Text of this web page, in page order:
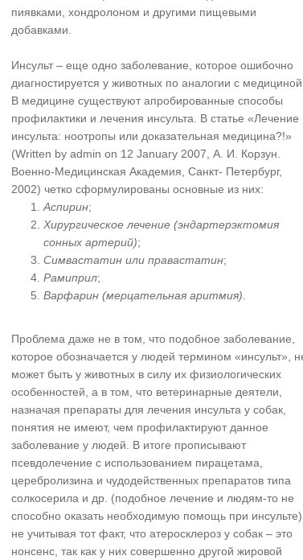
пиявками, хондролоном и другими пищевыми
добавками.
Инсульт – еще одно заболевание, которое ошибочно
диагностируется у животных по аналогии с
В медицине существуют апробированные способы
профилактики и лечения инсульта. В статье «Лечение
инсульта: ноотропы или доказательная медицина?!»
(Written by admin on 12 January 2007, А. И. Корзун.
Военно-Медицинская Академия, Санкт- Петербург,
2002) четко сформулированы основные из них:
Аспирин;
Хирургическое лечение (эндартерэктомия
сонных артерий);
Симвастатин или правастатин;
Рамиприл;
Варфарин (мерцательная аритмия)
Проблема даже не в том, что подобное заболевание,
которое обозначается у людей термином «инсульт»,
может быть у животных в силу их физиологических
особенностей, а в том, что ветеринарные деятели,
назначая препараты для лечения инсульта у собак,
понятия не имеют, чем профилактируют данное
заболевание у людей. В итоге прописывают
псевдолечение с использованием пирацетама,
церебролизина и чудодейственных препаратов типа
солкосерила и др. (подобное лечение и людям-то не
способно оказать необходимую помощь при
не учитывая тот факт, что атеросклероз у собак – это
нонсенс, так как у них совершенно другой жировой